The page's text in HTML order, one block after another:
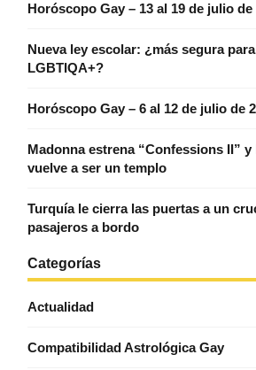
Horóscopo Gay – 13 al 19 de julio de
Nueva ley escolar: ¿más segura
LGBTIQA+?
Horóscopo Gay – 6 al 12 de julio de
Madonna estrena “Confessions II”
vuelve a ser un templo
Turquía le cierra las puertas a un
pasajeros a bordo
Categorías
Actualidad
Compatibilidad Astrológica Gay